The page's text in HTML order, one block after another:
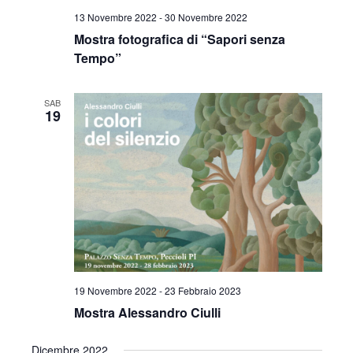
i
t
e
N
a
v
i
g
n
e
13 Novembre 2022 -30 Novembre 2022
Mostra fotografica di “Sapori senza
Tempo”
SAB
19
19 Novembre 2022 -23 Febbraio 2023
Mostra Alessandro Ciulli